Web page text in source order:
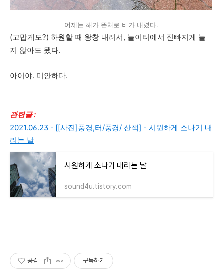
어제는 해가 뜬채로 비가 내렸다.
(고맙게도?) 하원할 때 왕창 내려서, 놀이터에서 진빠지게 놀
지 않아도 됐다.
아이야. 미안하다.
관련글 :
2021.06.23 - [[사진]풍경,터/풍경/ 산책] - 시원하게 소나기 내
리는 날
시원하게 소나기 내리는 날
sound4u.tistory.com
공감 구독하기